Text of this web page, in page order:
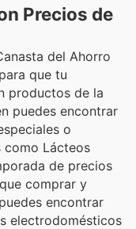
Precios de
del Ahorro
que tu
productos de la
puedes encontrar
o
como Lácteos
de precios
comprar y
encontrar
electrodomésticos